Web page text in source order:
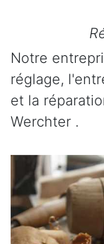
Notre
réglage,
et la
Werchter .